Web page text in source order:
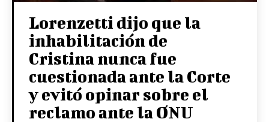
Lorenzetti dijo que la
inhabilitación de
Cristina nunca fue
cuestionada ante la Corte
y evitó opinar sobre el
reclamo ante la ONU